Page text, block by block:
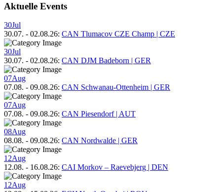
Aktuelle Events
30Jul
30.07. - 02.08.26: CAN Tlumacov CZE Champ | CZE
30Jul
30.07. - 02.08.26: CAN DJM Badeborn | GER
07Aug
07.08. - 09.08.26: CAN Schwanau-Ottenheim | GER
07Aug
07.08. - 09.08.26: CAN Piesendorf | AUT
08Aug
08.08. - 09.08.26: CAN Nordwalde | GER
12Aug
12.08. - 16.08.26: CAI Morkov – Raevebjerg | DEN
12Aug